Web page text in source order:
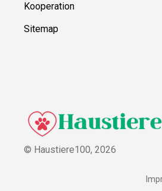
Kooperation
Sitemap
© Haustiere100, 2026